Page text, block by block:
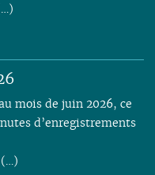
mois de juin 2026, ce
d’enregistrements